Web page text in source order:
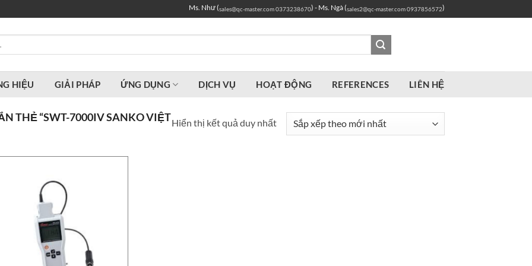
Ms. Như (sales@qc-master.com0373238670) - Ms. Ngà (sales2@qc-master.com0937856572)
HIỆU GIẢI PHÁP ỨNG DỤNG DỊCH VỤ HOẠT ĐỘNG REFERENCES LIÊN HỆ
THẺ “SWT-7000IV SANKO VIỆTHiển thị kết quả duy nhất